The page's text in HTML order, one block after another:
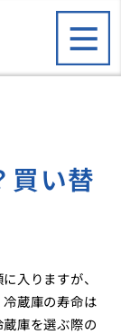
買い替
入りますが、
蔵庫の寿命は
庫を選ぶ際の